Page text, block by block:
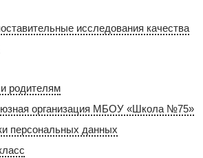
исследования качества
родителям
организация МБОУ «Школа №75»
персональных данных